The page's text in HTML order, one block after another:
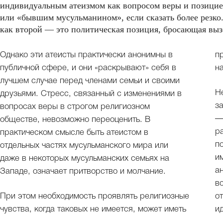
индивидуальным атеизмом как вопросом веры и
или «бывшим мусульманином», если сказать более
как второй — это политическая позиция, бросающая
Однако эти атеисты практически анонимны в
публичной сфере, и они «раскрывают» себя в
лучшем случае перед членами семьи и своими
друзьями. Стресс, связанный с изменениями в
вопросах веры в строгом религиозном
обществе, невозможно переоценить. В
практическом смысле быть атеистом в
отдельных частях мусульманского мира или
даже в некоторых мусульманских семьях на
Западе, означает притворство и молчание.
При этом необходимость проявлять религиозные
чувства, когда таковых не имеется, может иметь
—